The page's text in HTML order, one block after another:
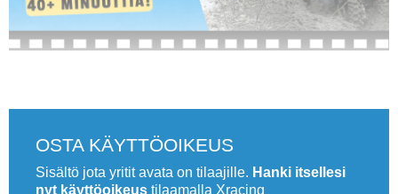
OHJEET
MEDIATIEDOT
OSTA KÄYTTÖOIKEUS
Sisältö jota yritit avata on tilaajille. Hanki itsellesi
nyt käyttöoikeus tilaamalla Xracing